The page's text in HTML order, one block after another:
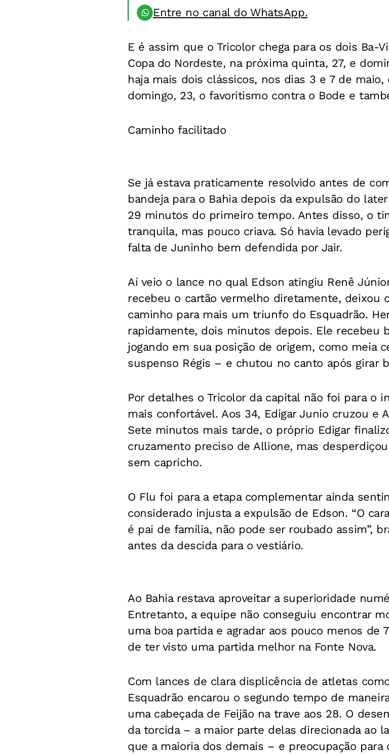
Entre no canal do WhatsApp.
E é assim que o Tricolor chega para os dois Ba-
Copa do Nordeste, na próxima quinta, 27, e
haja mais dois clássicos, nos dias 3 e 7 de
domingo, 23, o favoritismo contra o Bode e
Caminho facilitado
Se já estava praticamente resolvido antes de
bandeja para o Bahia depois da expulsão do
29 minutos do primeiro tempo. Antes disso, o
tranquila, mas pouco criava. Só havia levado
falta de Juninho bem defendida por Jair.
Aí veio o lance no qual Edson atingiu Renê
recebeu o cartão vermelho diretamente, deixou
caminho para mais um triunfo do Esquadrão.
rapidamente, dois minutos depois. Ele recebeu
jogando em sua posição de origem, como meia
suspenso Régis – e chutou no canto após girar
Por detalhes o Tricolor da capital não foi para o
mais confortável. Aos 34, Edigar Junio cruzou e
Sete minutos mais tarde, o próprio Edigar
cruzamento preciso de Allione, mas
sem capricho.
O Flu foi para a etapa complementar ainda
considerado injusta a expulsão de Edson. “O
é pai de família, não pode ser roubado assim”,
antes da descida para o vestiário.
Ao Bahia restava aproveitar a superioridade
Entretanto, a equipe não conseguiu encontrar
uma boa partida e agradar aos pouco menos de
de ter visto uma partida melhor na Fonte Nova.
Com lances de clara displicência de atletas
Esquadrão encarou o segundo tempo de
uma cabeçada de Feijão na trave aos 28. O
da torcida – a maior parte delas direcionada ao
que a maioria dos demais – e preocupação para